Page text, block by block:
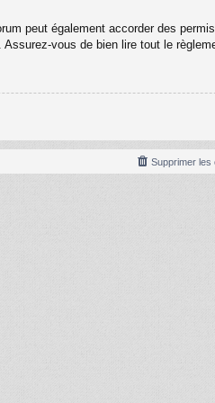
peut également accorder des
vous de bien lire tout le
Supprimer les